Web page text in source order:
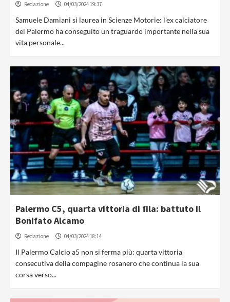
Redazione 04/03/2024 19:37
Samuele Damiani si laurea in Scienze Motorie: l'ex calciatore
del Palermo ha conseguito un traguardo importante nella sua
vita personale...
Palermo C5, quarta vittoria di fila: battuto il
Bonifato Alcamo
Redazione 04/03/2024 18:14
Il Palermo Calcio a5 non si ferma più: quarta vittoria
consecutiva della compagine rosanero che continua la sua
corsa verso...